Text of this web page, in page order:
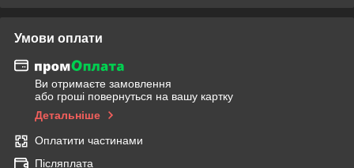
Умови оплати
Ви отримаєте замовлення
або гроші повернуться на вашу картку
Детальніше
Оплатити частинами
Післяплата